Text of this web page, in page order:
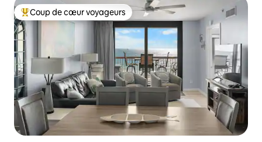
Coup de cœur voyageurs parmi les plus aimés
Coup de cœur voyageurs